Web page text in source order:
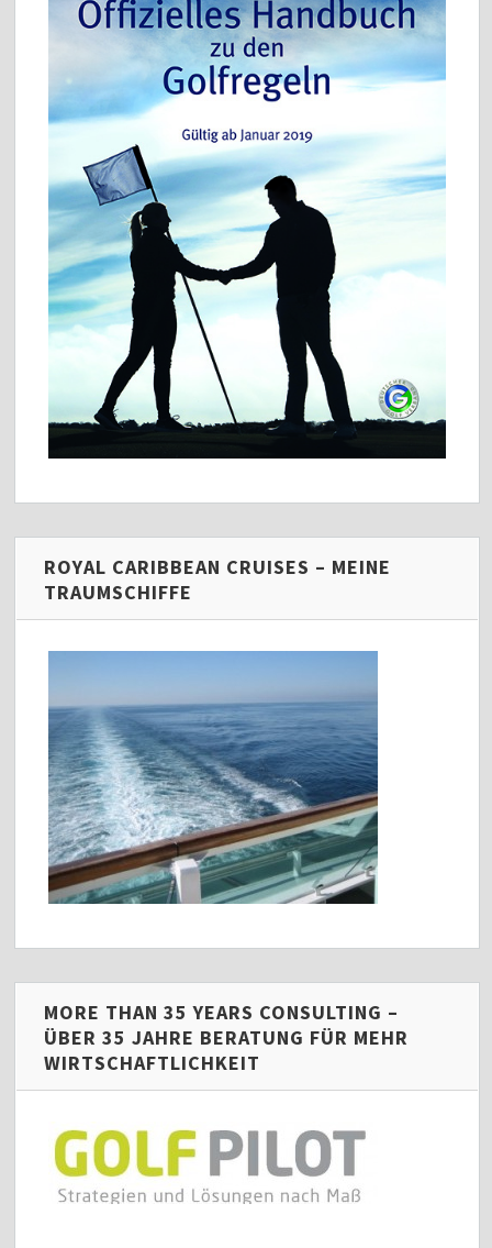
ROYAL CARIBBEAN CRUISES – MEINE
TRAUMSCHIFFE
MORE THAN 35 YEARS CONSULTING –
ÜBER 35 JAHRE BERATUNG FÜR MEHR
WIRTSCHAFTLICHKEIT